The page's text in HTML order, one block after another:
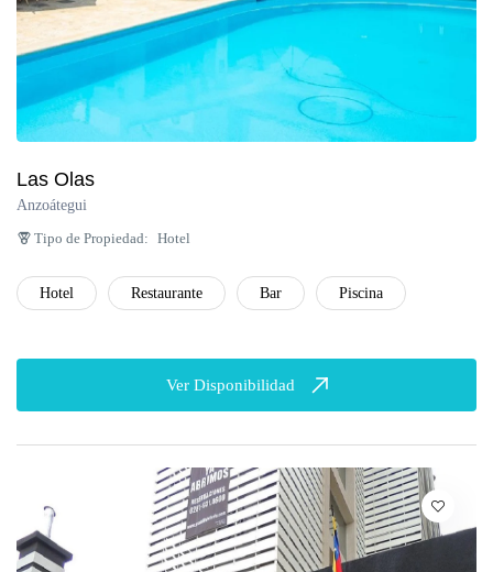
Las Olas
Anzoátegui
Tipo de Propiedad: Hotel
Hotel Restaurante Bar Piscina
Ver Disponibilidad